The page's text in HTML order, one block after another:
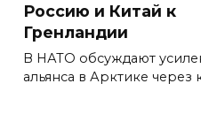
Россию и Китай к
Гренландии
В НАТО обсуждают
альянса в Арктике через